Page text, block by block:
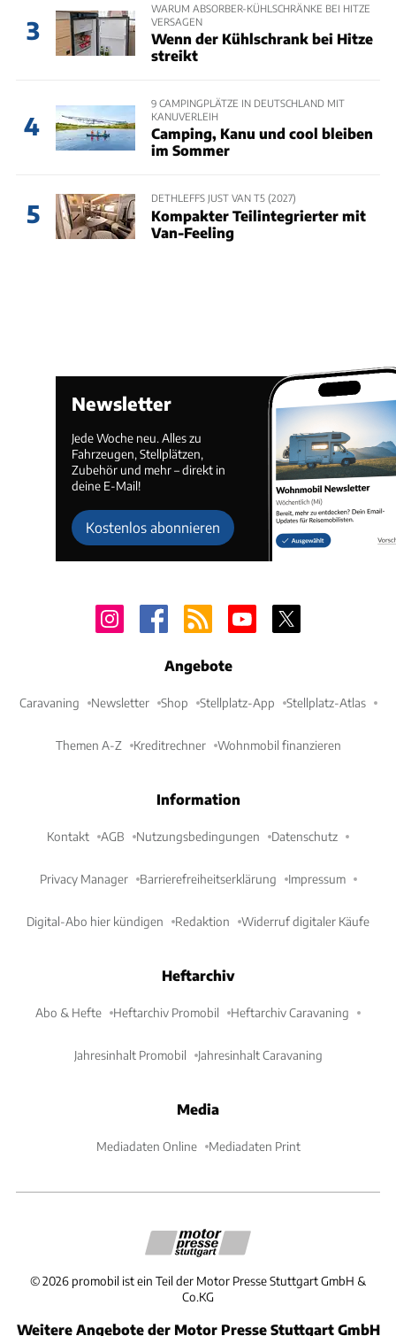
3
WARUM ABSORBER-KÜHLSCHRÄNKE BEI HITZE
VERSAGEN
Wenn der Kühlschrank bei Hitze
streikt
4
9 CAMPINGPLÄTZE IN DEUTSCHLAND MIT
KANUVERLEIH
Camping, Kanu und cool bleiben
im Sommer
5
DETHLEFFS JUST VAN T5 (2027)
Kompakter Teilintegrierter mit
Van-Feeling
Newsletter
Jede Woche neu. Alles zu
Fahrzeugen, Stellplätzen,
Zubehör und mehr – direkt in
deine E-Mail!
Kostenlos abonnieren
Angebote
Caravaning Newsletter Shop Stellplatz-App Stellplatz-Atlas
Themen A-Z Kreditrechner Wohnmobil finanzieren
Information
Kontakt AGB Nutzungsbedingungen Datenschutz
Privacy Manager Barrierefreiheitserklärung Impressum
Digital-Abo hier kündigen Redaktion Widerruf digitaler Käufe
Heftarchiv
Abo & Hefte Heftarchiv Promobil Heftarchiv Caravaning
Jahresinhalt Promobil Jahresinhalt Caravaning
Media
Mediadaten Online Mediadaten Print
©2026 promobil ist ein Teil der Motor Presse Stuttgart GmbH &
Co.KG
Weitere Angebote der Motor Presse Stuttgart GmbH